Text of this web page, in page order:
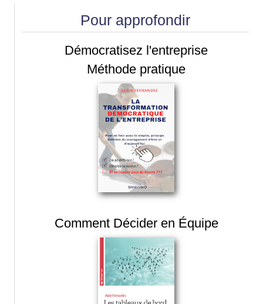
Pour approfondir
Démocratisez l'entreprise
Méthode pratique
Comment Décider en Équipe